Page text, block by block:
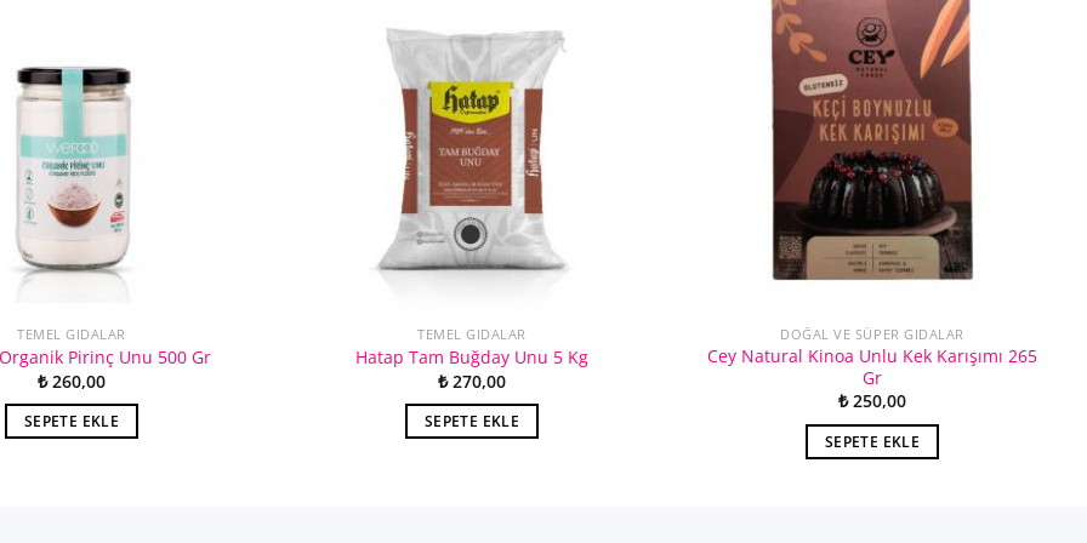
TEMEL GIDALAR
Pirinç Unu 500 Gr
₺260,00
SEPETE EKLE
TEMEL GIDALAR
Hatap Tam Buğday Unu 5 Kg
₺270,00
SEPETE EKLE
DOĞAL VE SÜPER GIDALAR
Cey Natural Kinoa Unlu Kek Karışımı 265
Gr
₺250,00
SEPETE EKLE